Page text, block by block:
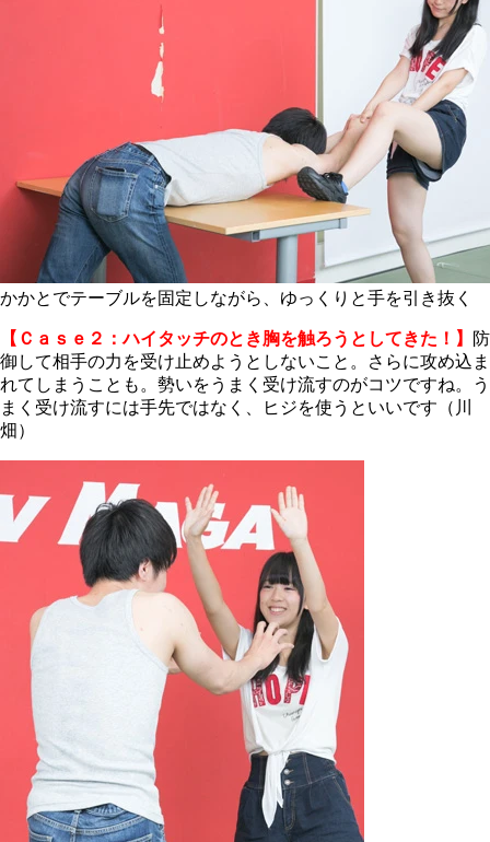
かかとでテーブルを固定しながら、ゆっくりと手を引き抜く
【Ｃａｓｅ２：ハイタッチのとき胸を触ろうとしてきた！】
防
御して相手の力を受け止めようとしないこと。さらに攻め込ま
れてしまうことも。勢いをうまく受け流すのがコツですね。う
まく受け流すには手先ではなく、ヒジを使うといいです（川
畑）